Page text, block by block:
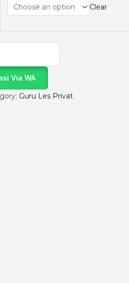
Clear
Via WA
Guru Les Privat